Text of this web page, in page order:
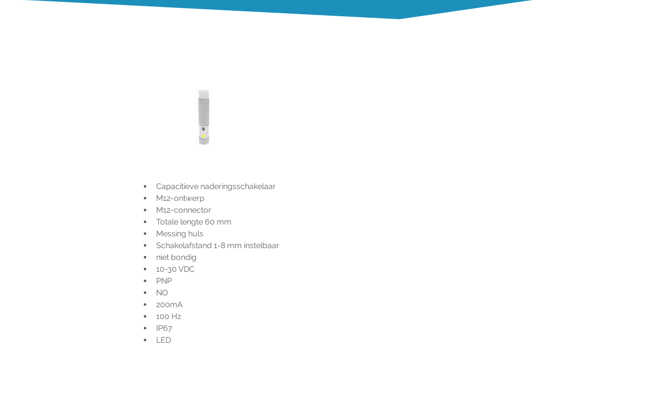
Capacitieve naderingsschakelaar
M12-ontwerp
M12-connector
Totale lengte 60 mm
Messing huls
Schakelafstand 1-8 mm instelbaar
niet bondig
10-30 VDC
PNP
NO
200mA
100 Hz
IP67
LED